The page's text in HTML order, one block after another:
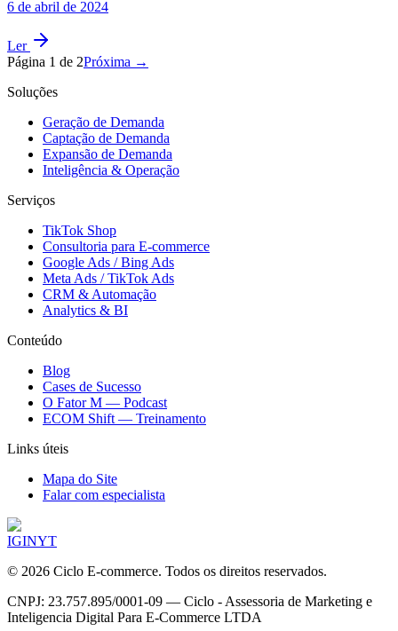
6 de abril de 2024
Ler
Página 1 de 2Próxima →
Soluções
Geração de Demanda
Captação de Demanda
Expansão de Demanda
Inteligência & Operação
Serviços
TikTok Shop
Consultoria para E-commerce
Google Ads / Bing Ads
Meta Ads / TikTok Ads
CRM & Automação
Analytics & BI
Conteúdo
Blog
Cases de Sucesso
O Fator M — Podcast
ECOM Shift — Treinamento
Links úteis
Mapa do Site
Falar com especialista
IGINYT
© 2026 Ciclo E-commerce. Todos os direitos reservados.
CNPJ: 23.757.895/0001-09 — Ciclo - Assessoria de Marketing e
Inteligencia Digital Para E-Commerce LTDA